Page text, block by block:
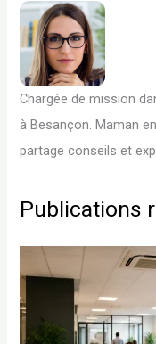
Chargée de mission
à Besançon. Maman
partage conseils et
Publications